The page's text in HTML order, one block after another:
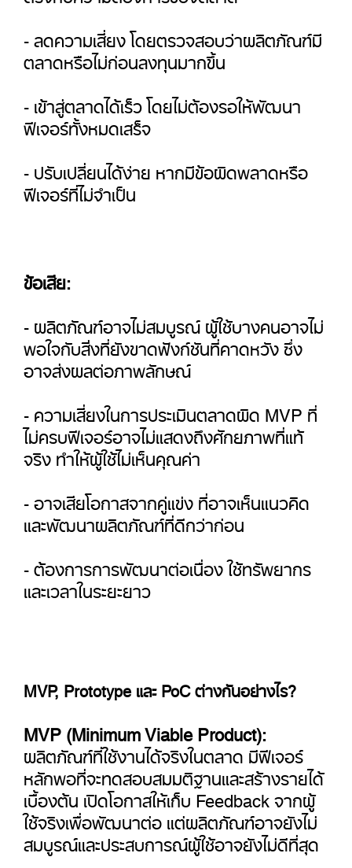
- ลดความเสี่ยง โดยตรวจสอบว่าผลิตภัณฑ์มี
ตลาดหรือไม่ก่อนลงทุนมากขึ้น
- เข้าสู่ตลาดได้เร็ว โดยไม่ต้องรอให้พัฒนา
ฟีเจอร์ทั้งหมดเสร็จ
- ปรับเปลี่ยนได้ง่าย หากมีข้อผิดพลาดหรือ
ฟีเจอร์ที่ไม่จำเป็น
ข้อเสีย:
- ผลิตภัณฑ์อาจไม่สมบูรณ์ ผู้ใช้บางคนอาจไม่
พอใจกับสิ่งที่ยังขาดฟังก์ชันที่คาดหวัง ซึ่ง
อาจส่งผลต่อภาพลักษณ์
- ความเสี่ยงในการประเมินตลาดผิด MVP ที่
ไม่ครบฟีเจอร์อาจไม่แสดงถึงศักยภาพที่แท้
จริง ทำให้ผู้ใช้ไม่เห็นคุณค่า
- อาจเสียโอกาสจากคู่แข่ง ที่อาจเห็นแนวคิด
และพัฒนาผลิตภัณฑ์ที่ดีกว่าก่อน
- ต้องการการพัฒนาต่อเนื่อง ใช้ทรัพยากร
และเวลาในระยะยาว
MVP, Prototype และ PoC ต่างกันอย่างไร?
MVP (Minimum Viable Product):
ผลิตภัณฑ์ที่ใช้งานได้จริงในตลาด มีฟีเจอร์
หลักพอที่จะทดสอบสมมติฐานและสร้างรายได้
เบื้องต้น เปิดโอกาสให้เก็บ Feedback จากผู้
ใช้จริงเพื่อพัฒนาต่อ แต่ผลิตภัณฑ์อาจยังไม่
สมบูรณ์และประสบการณ์ผู้ใช้อาจยังไม่ดีที่สุด